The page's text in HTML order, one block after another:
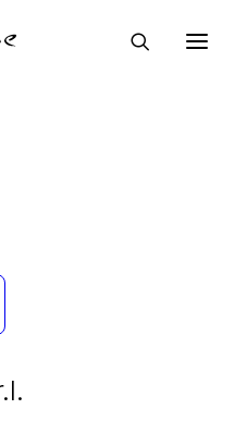
per
durata e stile.
Facciamo